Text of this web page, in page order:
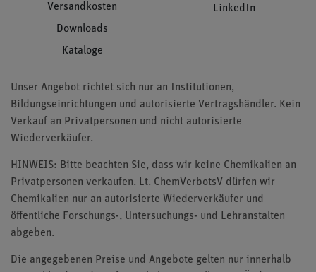
Versandkosten
Downloads
Kataloge
LinkedIn
Unser Angebot richtet sich nur an Institutionen,
Bildungseinrichtungen und autorisierte Vertragshändler. Kein
Verkauf an Privatpersonen und nicht autorisierte
Wiederverkäufer.
HINWEIS: Bitte beachten Sie, dass wir keine Chemikalien an
Privatpersonen verkaufen. Lt. ChemVerbotsV dürfen wir
Chemikalien nur an autorisierte Wiederverkäufer und
öffentliche Forschungs-, Untersuchungs- und Lehranstalten
abgeben.
Die angegebenen Preise und Angebote gelten nur innerhalb